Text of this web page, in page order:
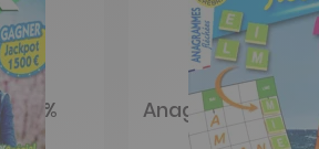
Anagrammes